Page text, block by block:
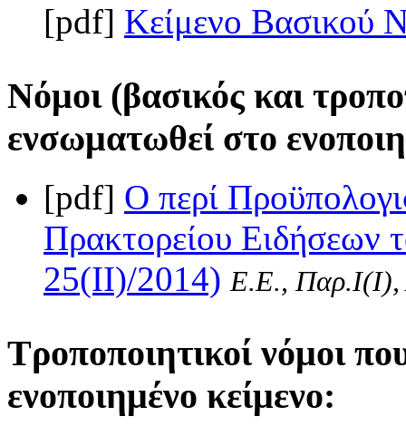
[pdf] Κείμενο Βασικού
Νόμοι (βασικός και
ενσωματωθεί στο
[pdf] Ο περί
Πρακτορείου
25(II)/2014) Ε.Ε., Παρ.Ι(I),
Τροποποιητικοί νόμοι
ενοποιημένο κείμενο: